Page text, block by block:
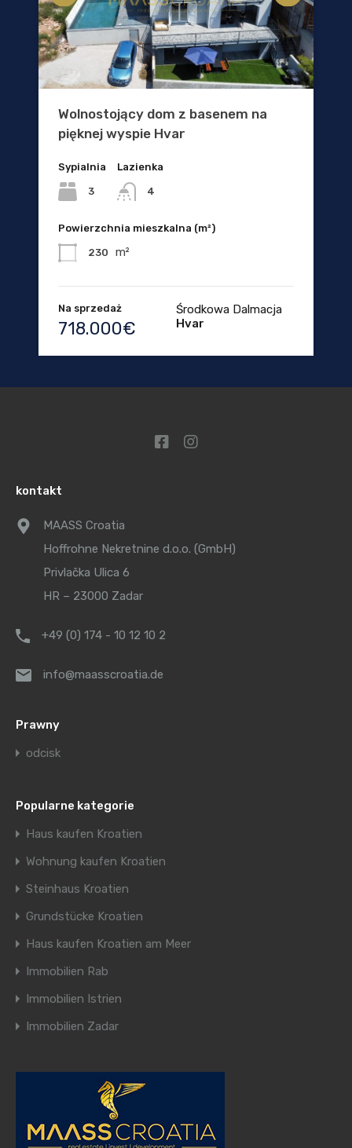
Wolnostojący dom z basenem na
pięknej wyspie Hvar
Sypialnia
3
Lazienka
4
Powierzchnia mieszkalna (m²)
230 m²
Na sprzedaż
718.000€
Środkowa Dalmacja
Hvar
kontakt
MAASS Croatia
Hoffrohne Nekretnine d.o.o. (GmbH)
Privlačka Ulica 6
HR – 23000 Zadar
+49 (0) 174 - 10 12 10 2
info@maasscroatia.de
Prawny
odcisk
Popularne kategorie
Haus kaufen Kroatien
Wohnung kaufen Kroatien
Steinhaus Kroatien
Grundstücke Kroatien
Haus kaufen Kroatien am Meer
Immobilien Rab
Immobilien Istrien
Immobilien Zadar